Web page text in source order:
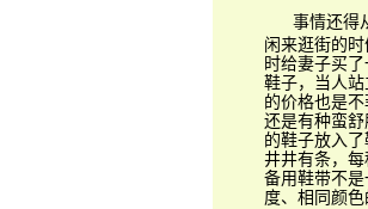
事情还得
闲来逛街的
时给妻子买
鞋子，当人
的价格也是
还是有种蛮
的鞋子放入
井井有条，
备用鞋带不
度、相同颜